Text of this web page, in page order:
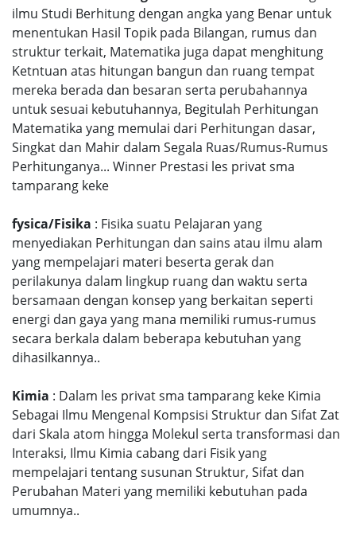
ilmu Studi Berhitung dengan angka yang Benar untuk
menentukan Hasil Topik pada Bilangan, rumus dan
struktur terkait, Matematika juga dapat menghitung
Ketntuan atas hitungan bangun dan ruang tempat
mereka berada dan besaran serta perubahannya
untuk sesuai kebutuhannya, Begitulah Perhitungan
Matematika yang memulai dari Perhitungan dasar,
Singkat dan Mahir dalam Segala Ruas/Rumus-Rumus
Perhitunganya... Winner Prestasi les privat sma
tamparang keke
fysica/Fisika : Fisika suatu Pelajaran yang
menyediakan Perhitungan dan sains atau ilmu alam
yang mempelajari materi beserta gerak dan
perilakunya dalam lingkup ruang dan waktu serta
bersamaan dengan konsep yang berkaitan seperti
energi dan gaya yang mana memiliki rumus-rumus
secara berkala dalam beberapa kebutuhan yang
dihasilkannya..
Kimia : Dalam les privat sma tamparang keke Kimia
Sebagai Ilmu Mengenal Kompsisi Struktur dan Sifat Zat
dari Skala atom hingga Molekul serta transformasi dan
Interaksi, Ilmu Kimia cabang dari Fisik yang
mempelajari tentang susunan Struktur, Sifat dan
Perubahan Materi yang memiliki kebutuhan pada
umumnya..